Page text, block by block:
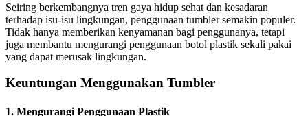
Seiring berkembangnya tren gaya hidup sehat dan kesadaran
terhadap isu-isu lingkungan, penggunaan tumbler semakin populer.
Tidak hanya memberikan kenyamanan bagi penggunanya, tetapi
juga membantu mengurangi penggunaan botol plastik sekali pakai
yang dapat merusak lingkungan.
Keuntungan Menggunakan Tumbler
1. Mengurangi Penggunaan Plastik